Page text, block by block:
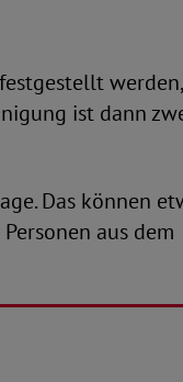
werden,
ist dann
Das können
aus dem